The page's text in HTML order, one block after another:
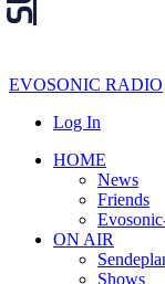
EVOSONIC RADIO
Log In
HOME
News
Friends
ON AIR
Shows